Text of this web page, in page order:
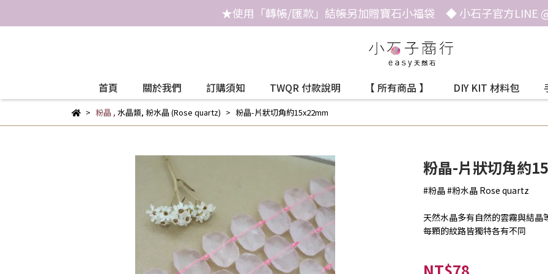
★使用「轉帳/匯款」結帳另加贈寶石小福袋 ◆ 小石子官方LINE
首頁 關於我們 訂購須知 TWQR 付款說明 【 所有商品 】 DIY KIT 材料包
粉晶 , 水晶類, 粉水晶 (Rose quartz) 粉晶-片狀切角約15x22mm
粉晶-片狀切角約
#粉晶 #粉水晶 Rose quartz
天然水晶多有自然的雲霧與結晶
每顆的紋路皆獨特各有不同